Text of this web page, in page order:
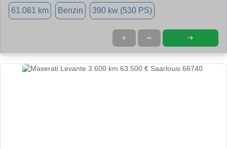
61.061 km Benzin 390 kw (530 PS)
★ ➦ ➜